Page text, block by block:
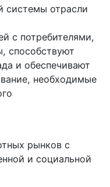
системы отрасли
с потребителями,
способствуют
и обеспечивают
необходимые
рынков с
и социальной